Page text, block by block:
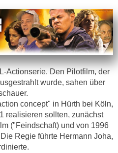
Actionserie. Den Pilotfilm, der
wurde, sahen über
concept" in Hürth bei Köln,
realisieren sollten, zunächst
("Feindschaft) und von 1996
Regie führte Hermann Joha,